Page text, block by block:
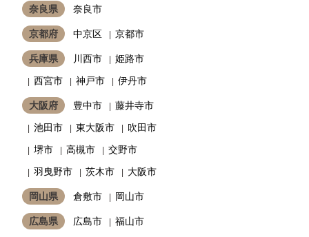
奈良県 奈良市
京都府 中京区 京都市
兵庫県 川西市
姫路市
西宮市
神戸市 伊丹市
大阪府 豊中市
藤井寺市
池田市
東大阪市
吹田市
堺市
高槻市
交野市
羽曳野市
茨木市 大阪市
岡山県 倉敷市 岡山市
広島県 広島市 福山市